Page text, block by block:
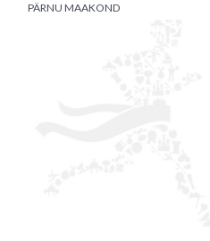
PÄRNU MAAKOND